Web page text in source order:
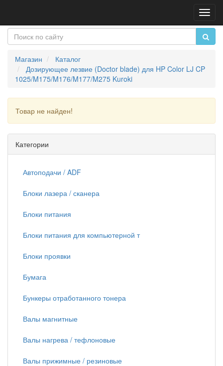
Магазин
Каталог
Дозирующее лезвие (Doctor blade) для HP Color LJ CP
1025/M175/M176/M177/M275 Kuroki
Товар не найден!
Категории
Автоподачи / ADF
Блоки лазера / сканера
Блоки питания
Блоки питания для компьютерной т
Блоки проявки
Бумага
Бункеры отработанного тонера
Валы магнитные
Валы нагрева / тефлоновые
Валы прижимные / резиновые